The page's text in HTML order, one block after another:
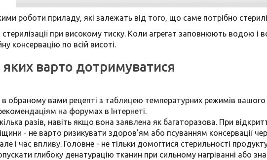
роботи приладу, які залежать від того, що саме потрібно
при високому тиску. Коли агрегат заповнюють водою і
консервацію по всій висоті.
варто дотримуватися
в обраному вами рецепті з таблицею температурних режимів
на форумах в Інтернеті.
разів, навіть якщо вона заявлена ​​як багаторазова. При
- не варто ризикувати здоров'ям або псуванням консервації
і час впливу. Головне - не тільки домогтися стерильності
глибоку денатурацію тканин при сильному нагріванні або